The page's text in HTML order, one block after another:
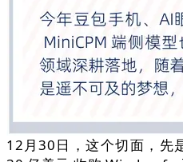
12月30日，这个切面，先